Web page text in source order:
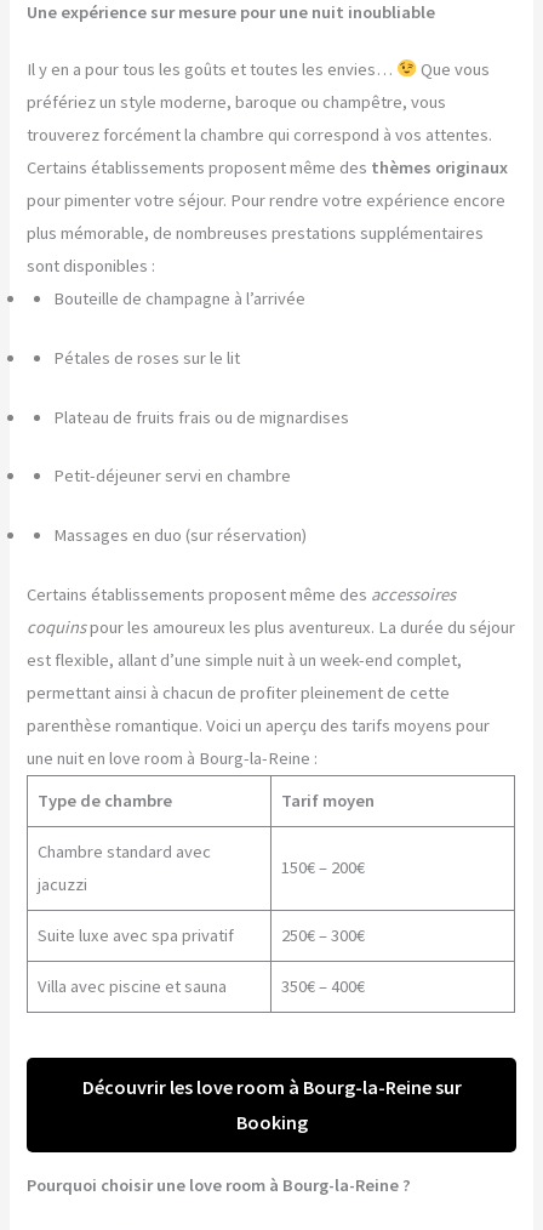
Une expérience sur mesure pour une nuit inoubliable
Il y en a pour tous les goûts et toutes les envies…
Que vous
préfériez un style moderne, baroque ou champêtre, vous
trouverez forcément la chambre qui correspond à vos attentes.
Certains établissements proposent même des thèmes originaux
pour pimenter votre séjour. Pour rendre votre expérience encore
plus mémorable, de nombreuses prestations supplémentaires
sont disponibles :
Bouteille de champagne à l’arrivée
Pétales de roses sur le lit
Plateau de fruits frais ou de mignardises
Petit-déjeuner servi en chambre
Massages en duo (sur réservation)
Certains établissements proposent même des accessoires
coquinspour les amoureux les plus aventureux. La durée du séjour
est flexible, allant d’une simple nuit à un week-end complet,
permettant ainsi à chacun de profiter pleinement de cette
parenthèse romantique. Voici un aperçu des tarifs moyens pour
une nuit en love room à Bourg-la-Reine :
Type de chambre
Tarif moyen
Chambre standard avec
jacuzzi
150€ – 200€
Suite luxe avec spa privatif 250€ – 300€
Villa avec piscine et sauna 350€ – 400€
Découvrir les love room à Bourg-la-Reine sur
Booking
Pourquoi choisir une love room à Bourg-la-Reine ?